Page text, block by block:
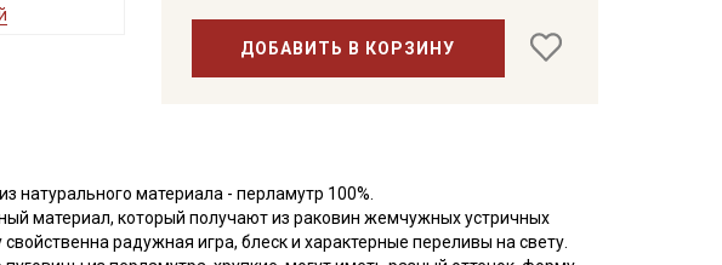
ДОБАВИТЬ В КОРЗИНУ
натурального материала - перламутр 100%.
материал, который получают из раковин жемчужных устричных
радужная игра, блеск и характерные переливы на свету.